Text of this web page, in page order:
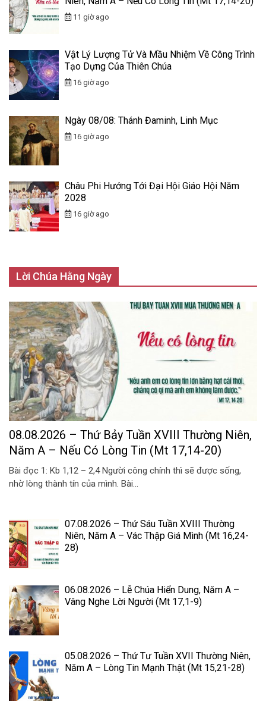
11 giờ ago
Vật Lý Lượng Tử Và Mầu Nhiệm Về Công Trình
Tạo Dựng Của Thiên Chúa
16 giờ ago
Ngày 08/08: Thánh Đaminh, Linh Mục
16 giờ ago
Châu Phi Hướng Tới Đại Hội Giáo Hội Năm
2028
16 giờ ago
Lời Chúa Hằng Ngày
08.08.2026 – Thứ Bảy Tuần XVIII Thường Niên,
Năm A – Nếu Có Lòng Tin (Mt 17,14-20)
Bài đọc 1: Kb 1,12 – 2,4 Người công chính thì sẽ được sống,
nhờ lòng thành tín của mình. Bài...
07.08.2026 – Thứ Sáu Tuần XVIII Thường
Niên, Năm A – Vác Thập Giá Mình (Mt 16,24-
28)
06.08.2026 – Lễ Chúa Hiển Dung, Năm A –
Vâng Nghe Lời Người (Mt 17,1-9)
05.08.2026 – Thứ Tư Tuần XVII Thường Niên,
Năm A – Lòng Tin Mạnh Thật (Mt 15,21-28)